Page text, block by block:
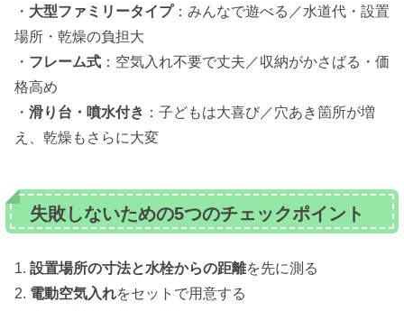
・ 大型ファミリータイプ：みんなで遊べる／水道代・設置
場所・乾燥の負担大
・ フレーム式 ：空気入れ不要で丈夫／収納がかさばる・価
格高め
・ 滑り台・噴水付き ：子どもは大喜び／穴あき箇所が増
え、乾燥もさらに大変
失敗しないための5つのチェックポイント
1. 設置場所の寸法と水栓からの距離を先に測る
2. 電動空気入れをセットで用意する